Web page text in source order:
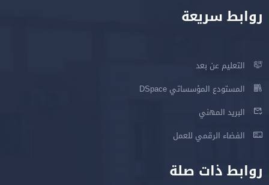
روابط سريعة
التعليم عن بعد
المستودع المؤسساتي DSpace
البريد المهني
الفضاء الرقمي للعمل
روابط ذات صلة